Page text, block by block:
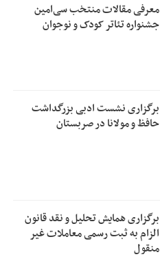
معرفی مقالات منتخب سی‌امین
جشنواره تئاتر کودک و نوجوان
برگزاری نشست ادبی بزرگداشت
حافظ و مولانا در صربستان
برگزاری همایش تحلیل و نقد قانون
الزام به ثبت رسمی معاملات غیر
منقول